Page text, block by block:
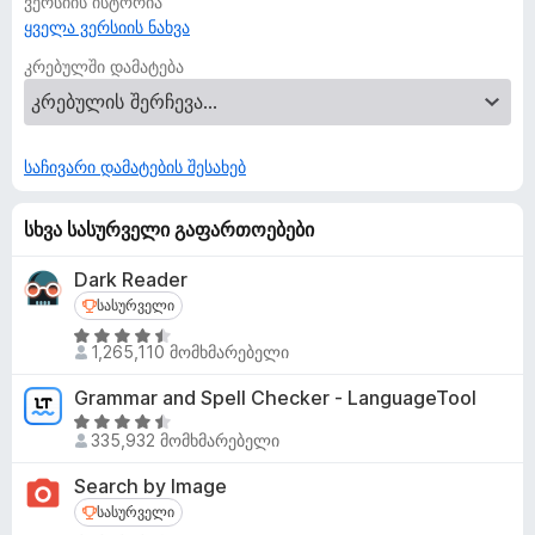
ყველა ვერსიის ნახვა
კრებულში დამატება
საჩივარი დამატების შესახებ
სხვა სასურველი გაფართოებები
Dark Reader
სასურველი
სასურველი
4
.
5
შ
ე
ა
ს
1,265,110 მომხმარებელი
Grammar and Spell Checker - LanguageTool
4
.
5
შ
ე
335,932 მომხმარებელი
Search by Image
სასურველი
სასურველი